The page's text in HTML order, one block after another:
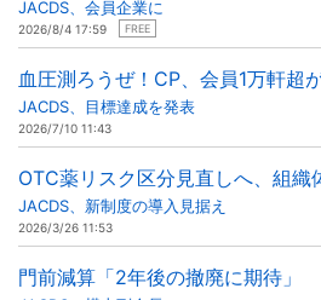
JACDS、会員企業に
2026/8/4 17:59 FREE
血圧測ろうぜ！CP、会員1万軒超
JACDS、目標達成を発表
2026/7/10 11:43
OTC薬リスク区分見直しへ、組織
JACDS、新制度の導入見据え
2026/3/26 11:53
門前減算「2年後の撤廃に期待」